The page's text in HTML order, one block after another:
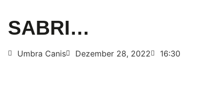
SABRI…
Umbra Canis Dezember 28, 2022 16:30